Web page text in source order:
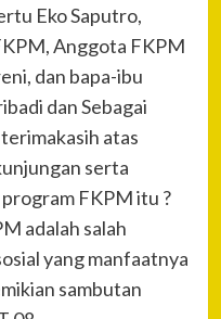
Eko Saputro,
Anggota FKPM
dan bapa-ibu
dan Sebagai
atas
serta
FKPM itu ?
adalah salah
yang manfaatnya
sambutan